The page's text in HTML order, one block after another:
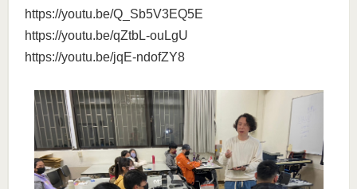
https://youtu.be/Q_Sb5V3EQ5E
https://youtu.be/qZtbL-ouLgU
https://youtu.be/jqE-ndofZY8